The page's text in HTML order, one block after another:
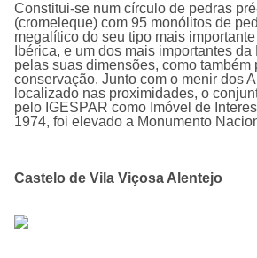
Constitui-se num cí­rculo de pedras
(cromeleque) com 95 monólitos de
megalí­tico do seu tipo mais
Ibérica, e um dos mais importantes
pelas suas dimensões, como também
conservação. Junto com o menir dos
localizado nas proximidades, o
pelo IGESPAR como Imóvel de
1974, foi elevado a Monumento
Castelo de Vila Viçosa Alentejo